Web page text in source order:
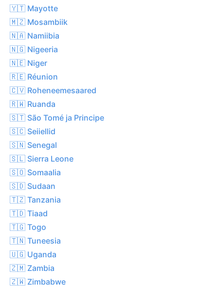
🇾🇹 Mayotte
🇲🇿 Mosambiik
🇳🇦 Namiibia
🇳🇬 Nigeeria
🇳🇪 Niger
🇷🇪 Réunion
🇨🇻 Roheneemesaared
🇷🇼 Ruanda
🇸🇹 São Tomé ja Principe
🇸🇨 Seiiellid
🇸🇳 Senegal
🇸🇱 Sierra Leone
🇸🇴 Somaalia
🇸🇩 Sudaan
🇹🇿 Tanzania
🇹🇩 Tiaad
🇹🇬 Togo
🇹🇳 Tuneesia
🇺🇬 Uganda
🇿🇲 Zambia
🇿🇼 Zimbabwe